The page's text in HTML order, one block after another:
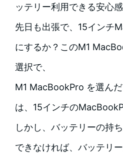
ッテリー利用できる安心感
先日も出張で、15インチ
にするか？このM1
選択で、
M1 MacBookPro を選ん
は、15インチの
しかし、バッテリーの持
できなければ、バッテリ